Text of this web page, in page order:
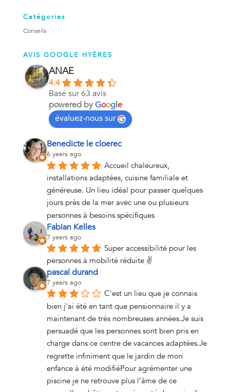
Catégories
Conseils
AVIS GOOGLE HYÈRES
ANAE
4.4
Basé sur 63 avis
powered byGoogle
évaluez-nous sur
Benedicte le cloerec
6 years ago
Accueil chaleureux,
installations adaptées, cuisine familiale et
généreuse. Un lieu idéal pour passer quelques
jours près de la mer avec une ou plusieurs
personnes à besoins spécifiques
Fabian Kelles
7 years ago
Super accessibilité pour les
personnes à mobilité réduite ✌
pascal durand
7 years ago
C'est un lieu que je connais
bien j'ai été en tant que pensionnaire il y a
maintenant de très nombreuses années.Je suis
persuadé que les personnes sont bien pris en
charge dans ce centre de vacances adaptées.Je
regrette infiniment que le jardin de mon
enfance à été modifiéPour agrémenter une
piscine je ne retrouve plus l'âme de ce